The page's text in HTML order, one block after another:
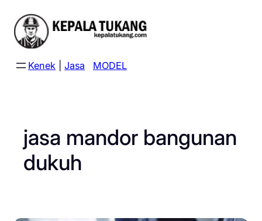
content
Kenek Jasa MODEL
jasa mandor bangunan
dukuh